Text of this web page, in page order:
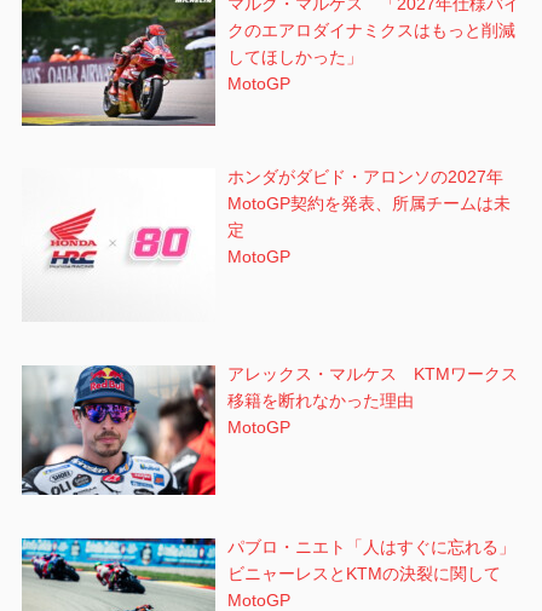
マルク・マルケス 「2027年仕様バイ
クのエアロダイナミクスはもっと削減
してほしかった」
MotoGP
ホンダがダビド・アロンソの2027年
MotoGP契約を発表、所属チームは未
定
MotoGP
アレックス・マルケス KTMワークス
移籍を断れなかった理由
MotoGP
パブロ・ニエト「人はすぐに忘れる」
ビニャーレスとKTMの決裂に関して
MotoGP